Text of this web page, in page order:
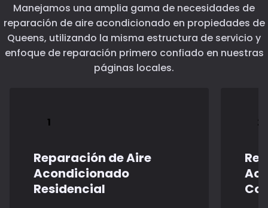
Manejamos una amplia gama de necesidades de
reparación de aire acondicionado en propiedades de
Queens, utilizando la misma estructura de servicio y
enfoque de reparación primero confiado en nuestras
páginas locales.
Reparación de Aire
Acondicionado
Residencial